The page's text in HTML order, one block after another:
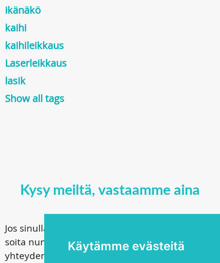
Käytämme evästeitä
ikänäkö
kaihi
kaihileikkaus
Laserleikkaus
lasik
Show all tags
Kysy meiltä, vastaamme aina
Jos sinulla on kysyttävää leikkauksistamme,
soita numeroon+372 5344 3533tai kysy
yhteydenottolomakkeen välityksellä